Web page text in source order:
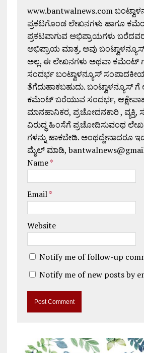
www.bantwalnews.com
ಪ್ರಕಟಗೊಂಡ ಲೇಖನಗಳು ಹಾಗೂ
ಪ್ರಕಟವಾಗುವ ಅಭಿಪ್ರಾಯಗಳು
ಅಭಿಪ್ರಾಯ ಮಾತ್ರ. ಅವು
ಅಲ್ಲ. ಈ ಲೇಖನಗಳು ಅಥವಾ ಕಮೆಂಟ್
ಸಂದರ್ಭ ಬಂಟ್ವಾಳನ್ಯೂಸ್
ತೆಗೆದುಹಾಕಬಹುದು. ಬಂಟ್ವಾಳನ್ಯೂಸ್
ಕಮೆಂಟ್ ಬರೆಯುವ ಸಂದರ್ಭ,
ಮಾನಹಾನಿಕರ, ಪ್ರಚೋದನಕಾರಿ , ವ್ಯಕ್ತಿ,
ವಿರುದ್ಧ ಹಿಂಸೆಗೆ ಪ್ರಚೋದಿಸುವಂಥ
ಗಳನ್ನು ಹಾಕಬೇಡಿ. ಅಂಥದ್ದೇನಾದರೂ
ಮೈಲ್ ಮಾಡಿ,
Name*
Email*
Website
Notify me of follow-up
Notify me of new posts by
t